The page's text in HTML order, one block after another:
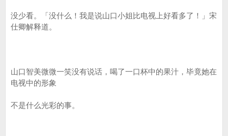
没少看。「没什么！我是说山口小姐比电视上好看多了！」宋
仕卿解释道。
山口智美微微一笑没有说话，喝了一口杯中的果汁，毕竟她在
电视中的形象
不是什么光彩的事。